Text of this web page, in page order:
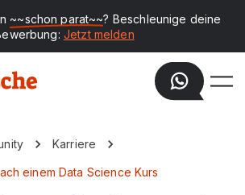
~~schon parat~~? Beschleunige deine
Jetzt melden
Karriere
einem Data Science Kurs